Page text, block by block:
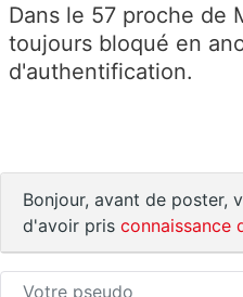
Dans le 57 proche de
toujours bloqué en
d'authentification.
Bonjour, avant de poster,
d'avoir pris connaissance